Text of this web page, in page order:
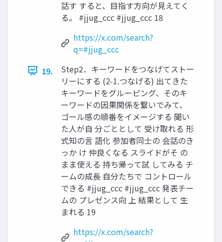
話す すると、目指す方向が見えてく
る。 #jjug_ccc #jjug_ccc 18
https://x.com/search?
q=#jjug_ccc
19.
Step2．キーワードをつなげてストー
リーにする (2-1.つなげる) 出てきた
キーワードをグルーピング、そのキ
ーワードの因果関係を繋いでみて、
ゴール感の順番をイメージする 聞い
た人が自 分ごととして 受け取れる 形
式知の言 語化 参加者同士の 会話のき
っか け 仲良くなる スライドがそ の
まま使える 持ち帰って試 してみる チ
ームの成長 自分たちで コントロール
できる #jjug_ccc #jjug_ccc 発表チー
ムの プレゼンス向 上 結果として 生
まれる 19
https://x.com/search?